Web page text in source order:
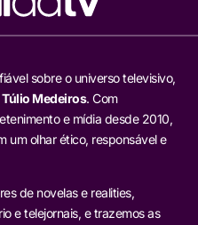
sobre o universo televisivo,
Túlio Medeiros. Com
e mídia desde 2010,
um olhar ético, responsável e
de novelas e realities,
e telejornais, e trazemos as